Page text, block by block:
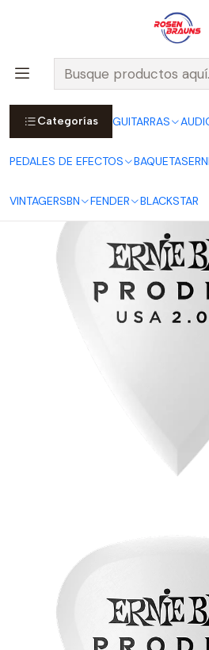
Categorías GUITARRAS
PEDALES DE EFECTOS BAQUETAS
VINTAGERSBN FENDER BLACKSTAR
Por compras sobre $25.000 en
Padre Hurtado, incluimos el
Ver Detalles
Inicio ERNIE BALL ACCESORIOS ERNIE
Uñetas Prodigy 2.0mm White